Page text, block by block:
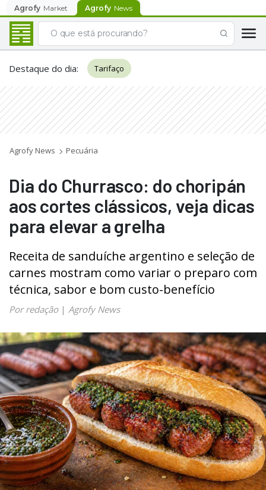
Agrofy Market Agrofy News
Destaque do dia: Tarifaço
Agrofy News Pecuária
Dia do Churrasco: do choripán
aos cortes clássicos, veja dicas
para elevar a grelha
Receita de sanduíche argentino e seleção de
carnes mostram como variar o preparo com
técnica, sabor e bom custo-benefício
Por redação| Agrofy News